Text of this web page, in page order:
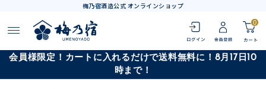
梅乃宿酒造公式 オンラインショップ
0
会員様限定！カートに入れるだけで送料無料に！8月17日10
時まで！